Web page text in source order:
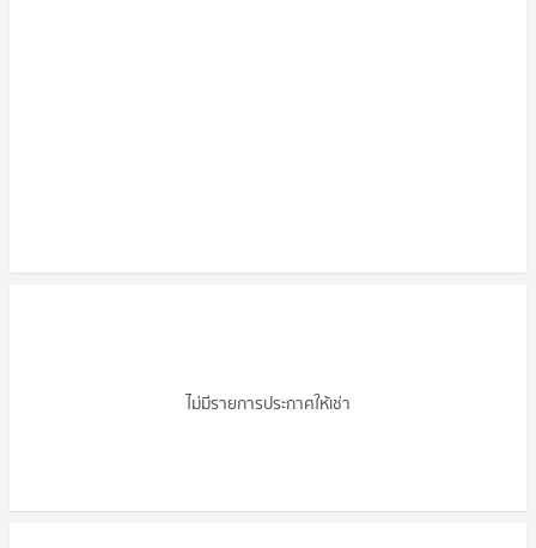
ไม่มีรายการประกาศให้เช่า